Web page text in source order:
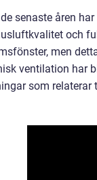
de senaste åren
och
men
ventilation har
som